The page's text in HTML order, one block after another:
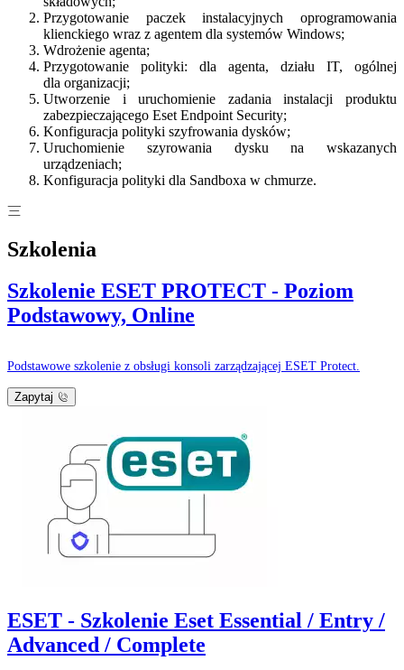
Przygotowanie paczek instalacyjnych oprogramowania
klienckiego wraz z agentem dla systemów Windows;
Wdrożenie agenta;
Przygotowanie polityki: dla agenta, działu IT, ogólnej
dla organizacji;
Utworzenie i uruchomienie zadania instalacji produktu
zabezpieczającego Eset Endpoint Security;
Konfiguracja polityki szyfrowania dysków;
Uruchomienie szyrowania dysku na wskazanych
urządzeniach;
Konfiguracja polityki dla Sandboxa w chmurze.
Szkolenia
Szkolenie ESET PROTECT - Poziom
Podstawowy, Online
Podstawowe szkolenie z obsługi konsoli zarządzającej ESET Protect.
Zapytaj
ESET - Szkolenie Eset Essential / Entry /
Advanced / Complete